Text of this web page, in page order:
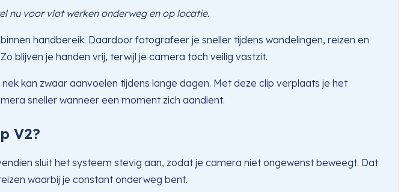
nu voor vlot werken onderweg en op locatie.
handbereik. Daardoor fotografeer je sneller tijdens wandelingen, reizen en
blijven je handen vrij, terwijl je camera toch veilig vastzit.
kan zwaar aanvoelen tijdens lange dagen. Met deze clip verplaats je het
sneller wanneer een moment zich aandient.
V2?
sluit het systeem stevig aan, zodat je camera niet ongewenst beweegt. Dat
waarbij je constant onderweg bent.